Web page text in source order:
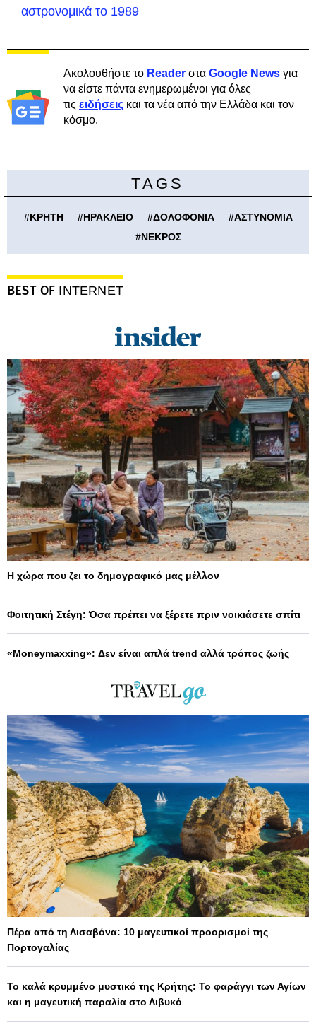
αστρονομικά το 1989
Ακολουθήστε το Reader στα Google News για
να είστε πάντα ενημερωμένοι για όλες
τις ειδήσεις και τα νέα από την Ελλάδα και τον
κόσμο.
TAGS
#ΚΡΗΤΗ #ΗΡΑΚΛΕΙΟ #ΔΟΛΟΦΟΝΙΑ #ΑΣΤΥΝΟΜΙΑ
#ΝΕΚΡΟΣ
BEST OF INTERNET
Η χώρα που ζει το δημογραφικό μας μέλλον
Φοιτητική Στέγη: Όσα πρέπει να ξέρετε πριν νοικιάσετε σπίτι
«Moneymaxxing»: Δεν είναι απλά trend αλλά τρόπος ζωής
Πέρα από τη Λισαβόνα: 10 μαγευτικοί προορισμοί της
Πορτογαλίας
Το καλά κρυμμένο μυστικό της Κρήτης: Το φαράγγι των Αγίων
και η μαγευτική παραλία στο Λιβυκό